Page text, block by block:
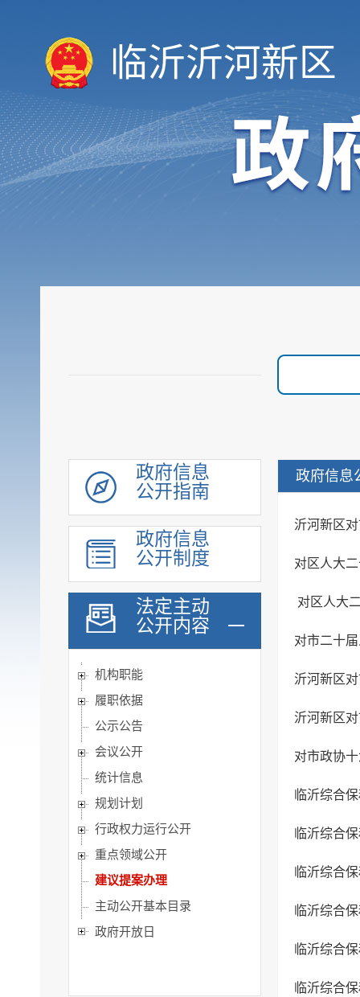
临沂沂河新区
政府信息
公开指南
政府信息
公开制度
法定主动
公开内容
机构职能
履职依据
公示公告
会议公开
统计信息
规划计划
行政权力运行公开
重点领域公开
建议提案办理
主动公开基本目录
政府开放日
政府信息
沂河新区
对区人大
对区人大
对市二十
沂河新区
沂河新区
对市政协
临沂综合
临沂综合
临沂综合
临沂综合
临沂综合
临沂综合